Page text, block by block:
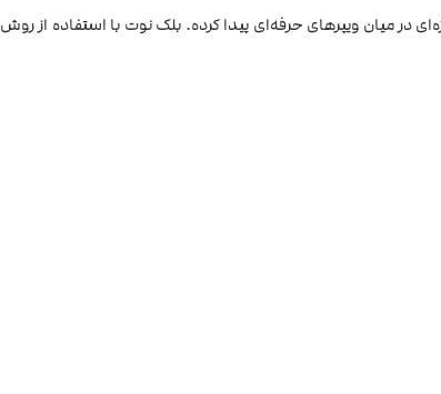
در میان ویپرهای حرفه‌ای پیدا کرده. بلک نوت با استفاده از روش